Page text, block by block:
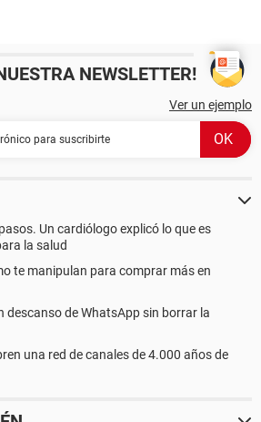
NEWSLETTER!
Ver un ejemplo
Un cardiólogo explicó lo que es
la salud
te manipulan para comprar más en
descanso de WhatsApp sin borrar la
una red de canales de 4.000 años de